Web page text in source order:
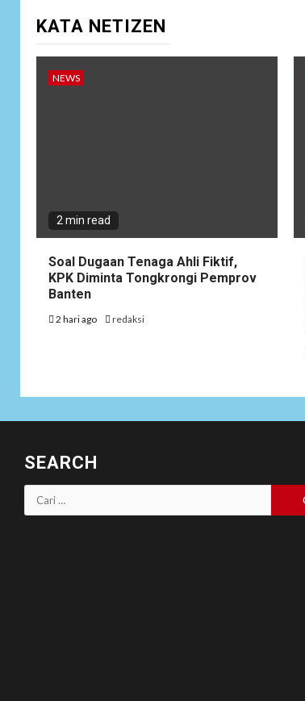
KATA NETIZEN
NEWS
2 min read
Soal Dugaan Tenaga Ahli Fiktif,
KPK Diminta Tongkrongi Pemprov
Banten
2 hari ago redaksi
SEARCH
Cari
untuk: